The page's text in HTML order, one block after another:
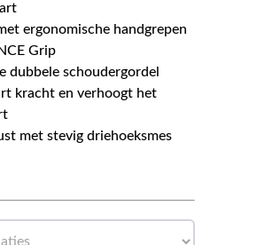
ergonomische handgrepen
Grip
dubbele schoudergordel
kracht en verhoogt het
met stevig driehoeksmes